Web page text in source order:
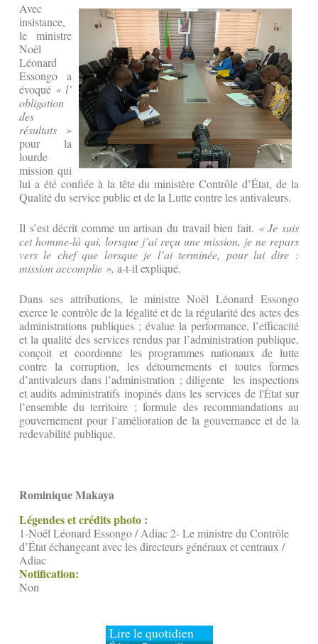
Avec
insistance,
le ministre
Noël
Léonard
Essongo a
évoqué « l’
obligation
des
résultats »
pour la
lourde
mission qui
lui a été confiée à la tête du ministère Contrôle d’État, de la
Qualité du service public et de la Lutte contre les antivaleurs.
Il s’est décrit comme un artisan du travail bien fait. « Je suis
cet homme-là qui, lorsque j’ai reçu une mission, je ne repars
vers le chef que lorsque je l’ai terminée, pour lui dire :
mission accomplie », a-t-il expliqué.
Dans ses attributions, le ministre Noël Léonard Essongo
exerce le contrôle de la légalité et de la régularité des actes des
administrations publiques ; évalue la performance, l’efficacité
et la qualité des services rendus par l’administration publique,
conçoit et coordonne les programmes nationaux de lutte
contre la corruption, les détournements et toutes formes
d’antivaleurs dans l’administration ; diligente les inspections
et audits administratifs inopinés dans les services de l'État sur
l’ensemble du territoire ; formule des recommandations au
gouvernement pour l’amélioration de la gouvernance et de la
redevabilité publique.
Rominique Makaya
Légendes et crédits photo :
1-Noël Léonard Essongo / Adiac 2- Le ministre du Contrôle
d’État échangeant avec les directeurs généraux et centraux /
Adiac
Notification:
Non
Lire le quotidien